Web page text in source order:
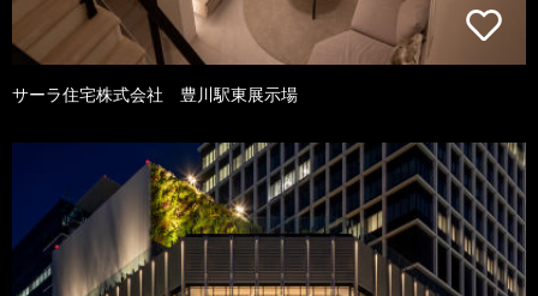
サーラ住宅株式会社 豊川駅東展示場